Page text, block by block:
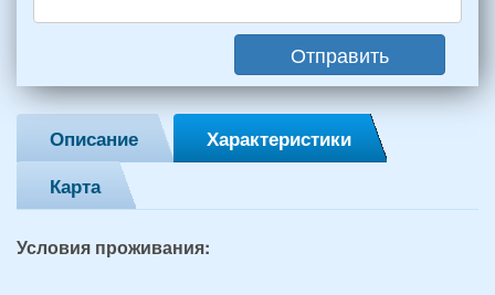
и
2
детей
(возраст
и
лет):
Отправить
Описание
Характеристики
Карта
Условия проживания: